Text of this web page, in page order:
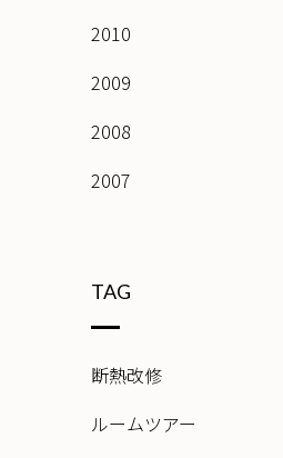
2010
2009
2008
2007
TAG
断熱改修
ルームツアー